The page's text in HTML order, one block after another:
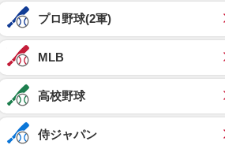
プロ野球(2軍)
MLB
高校野球
侍ジャパン